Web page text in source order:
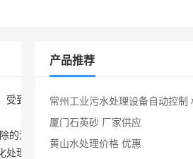
受到业界。
污染物和恶臭气体及酸碱性气体。
。经系列生产工艺加工而成的一种
产品推荐
厦门石英砂 厂家供应
黄山水处理价格 优惠